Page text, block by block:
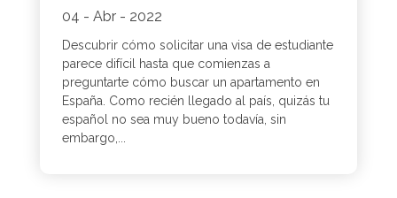
04 - Abr - 2022
Descubrir cómo solicitar una visa de estudiante
parece difícil hasta que comienzas a
preguntarte cómo buscar un apartamento en
España. Como recién llegado al país, quizás tu
español no sea muy bueno todavía, sin
embargo,...